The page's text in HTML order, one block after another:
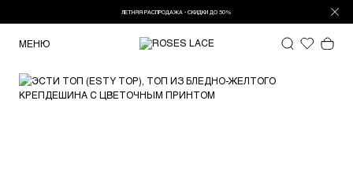
ЛЕТНЯЯ РАСПРОДАЖА - СКИДКИ ДО 50%
МЕНЮ